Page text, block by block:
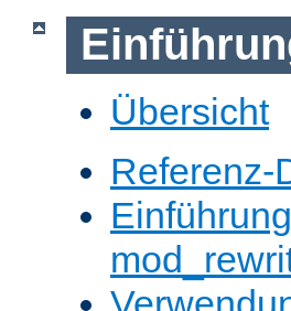
Übersicht
Referenz-